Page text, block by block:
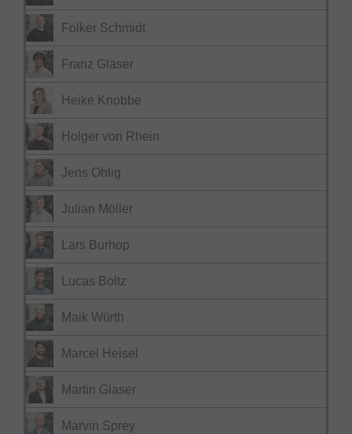
Folker Schmidt
Franz Gläser
Heike Knobbe
Holger von Rhein
Jens Ohlig
Julian Möller
Lars Burhop
Lucas Boltz
Maik Würth
Marcel Heisel
Martin Glaser
Marvin Sprey